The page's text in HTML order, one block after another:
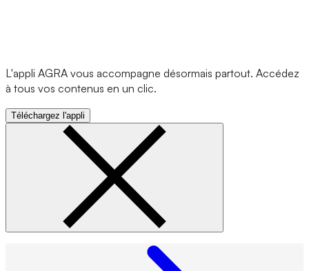
L'appli AGRA vous accompagne désormais partout. Accédez
à tous vos contenus en un clic.
Téléchargez l'appli